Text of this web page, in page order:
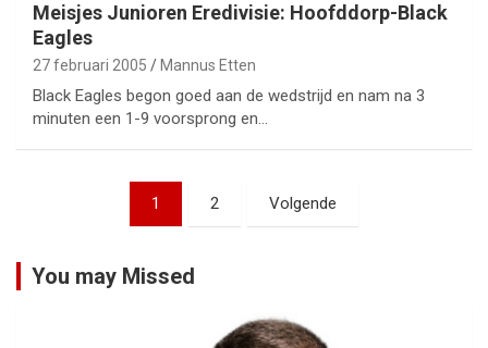
Meisjes Junioren Eredivisie: Hoofddorp-Black
Eagles
27 februari 2005 Mannus Etten
Black Eagles begon goed aan de wedstrijd en nam na 3
minuten een 1-9 voorsprong en…
Berichtnavigatie
1 2 Volgende
You may Missed